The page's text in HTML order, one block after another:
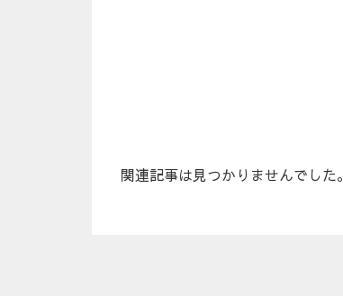
関連記事は見つかりませんでした。